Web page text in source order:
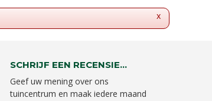
x
SCHRIJF EEN RECENSIE...
Geef uw mening over ons
tuincentrum en maak iedere maand